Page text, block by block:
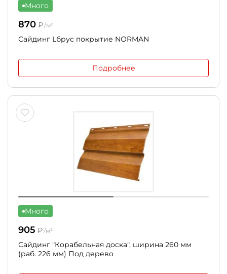
Много
870 ₽/м²
Сайдинг Lбрус покрытие NORMAN
Подробнее
Много
905 ₽/м²
Сайдинг "Корабельная доска", ширина 260 мм
(раб. 226 мм) Под дерево